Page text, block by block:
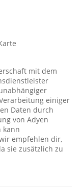
mit dem
einiger
Daten durch
von Adyen
kann
empfehlen dir,
sie zusätzlich zu